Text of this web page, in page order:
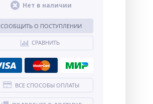
Нет в наличии
СООБЩИТЬ О ПОСТУПЛЕНИИ
СРАВНИТЬ
ВСЕ СПОСОБЫ ОПЛАТЫ